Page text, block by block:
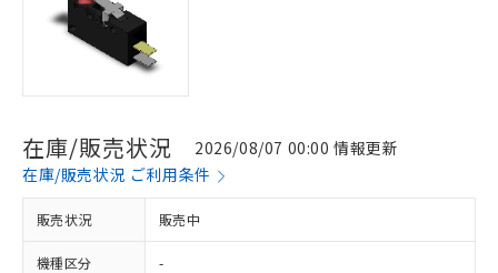
在庫/販売状況
2026/08/07 00:00 情報更新
在庫/販売状況 ご利用条件
販売状況 販売中
機種区分 -